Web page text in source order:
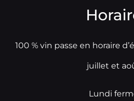
100 % vin passe en horaire
juillet et
Lundi